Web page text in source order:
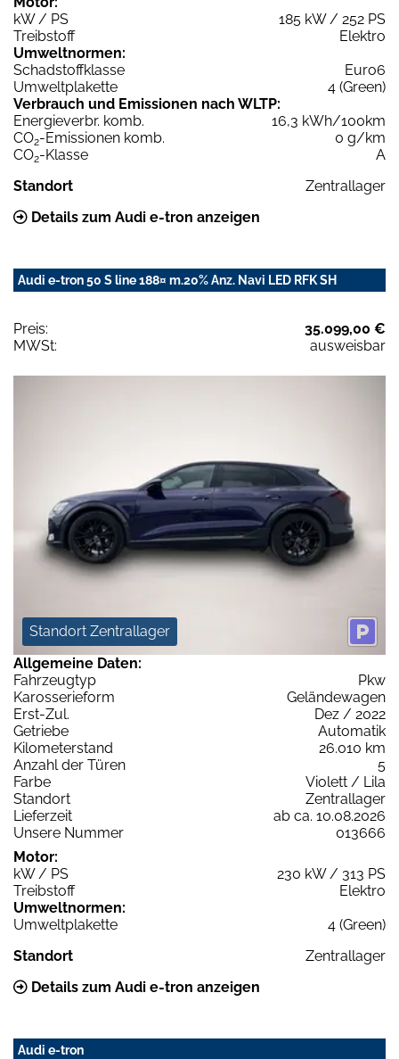
kW / PS
185 kW / 252 PS
Treibstoff
Elektro
Umweltnormen:
Schadstoffklasse
Euro6
Umweltplakette
4 (Green)
Verbrauch und Emissionen nach WLTP:
Energieverbr. komb.
16,3 kWh/100km
CO2-Emissionen komb.
0 g/km
CO2-Klasse
A
Standort
Zentrallager
Details zum Audi e-tron anzeigen
Audi e-tron 50 S line 188¤ m.20% Anz. Navi LED RFK SH
Preis:
35.099,00 €
MWSt:
ausweisbar
Standort Zentrallager
Allgemeine Daten:
Fahrzeugtyp
Pkw
Karosserieform
Geländewagen
Erst-Zul.
Dez / 2022
Getriebe
Automatik
Kilometerstand
26.010 km
Anzahl der Türen
5
Farbe
Violett / Lila
Standort
Zentrallager
Lieferzeit
ab ca. 10.08.2026
Unsere Nummer
013666
Motor:
kW / PS
230 kW / 313 PS
Treibstoff
Elektro
Umweltnormen:
Umweltplakette
4 (Green)
Standort
Zentrallager
Details zum Audi e-tron anzeigen
Audi e-tron